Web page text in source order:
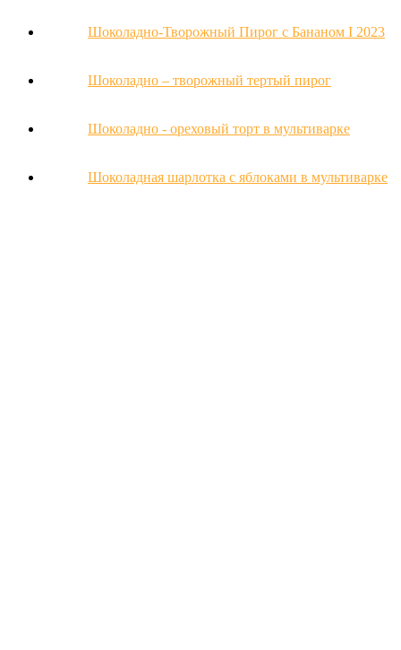
Шоколадно-Творожный Пирог с Бананом Ι 2023
Шоколадно – творожный тертый пирог
Шоколадно - ореховый торт в мультиварке
Шоколадная шарлотка с яблоками в мультиварке